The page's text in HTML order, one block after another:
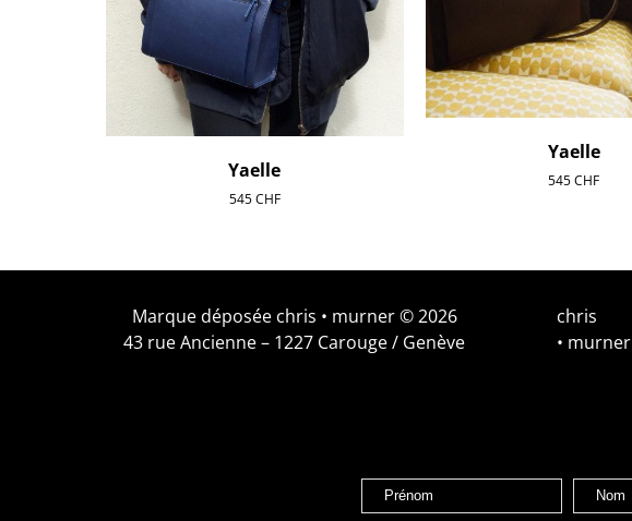
Yaelle
545CHF
Yaelle
545CHF
Marque déposée chris • murner © 2026
43 rue Ancienne – 1227 Carouge / Genève
chris
• murner
Prénom Nom